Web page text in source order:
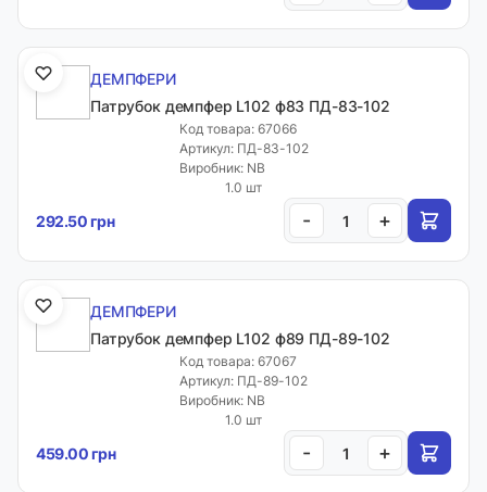
ДЕМПФЕРИ
Патрубок демпфер L102 ф83 ПД-83-102
Код товара: 67066
Артикул: ПД-83-102
Виробник: NB
1.0 шт
292.50 грн - +
ДЕМПФЕРИ
Патрубок демпфер L102 ф89 ПД-89-102
Код товара: 67067
Артикул: ПД-89-102
Виробник: NB
1.0 шт
459.00 грн - +